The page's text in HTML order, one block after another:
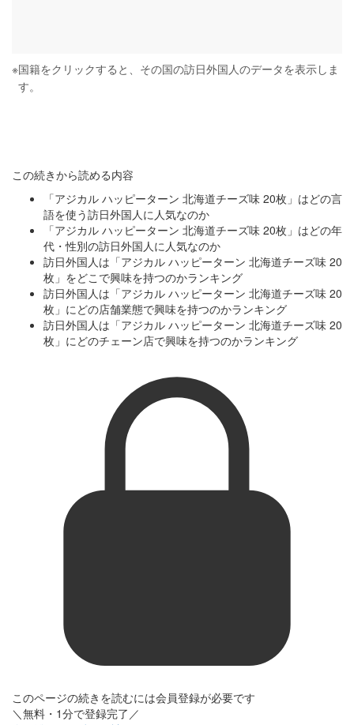
※国籍をクリックすると、その国の訪日外国人のデータを表示しま
す。
この続きから読める内容
「アジカル ハッピーターン 北海道チーズ味 20枚」はどの言
語を使う訪日外国人に人気なのか
「アジカル ハッピーターン 北海道チーズ味 20枚」はどの年
代・性別の訪日外国人に人気なのか
訪日外国人は「アジカル ハッピーターン 北海道チーズ味 20
枚」をどこで興味を持つのかランキング
訪日外国人は「アジカル ハッピーターン 北海道チーズ味 20
枚」にどの店舗業態で興味を持つのかランキング
訪日外国人は「アジカル ハッピーターン 北海道チーズ味 20
枚」にどのチェーン店で興味を持つのかランキング
このページの続きを読むには会員登録が必要です
＼無料・1分で登録完了／